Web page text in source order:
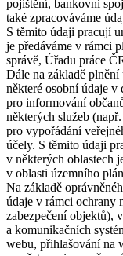
pojištění, bankovní
také zpracováváme
S těmito údaji pracují
je předáváme v rámci
správě, Úřadu práce
Dále na základě
některé osobní údaje
pro informování
některých služeb
pro vypořádání
účely. S těmito údaji
v některých oblastech
v oblasti územního
Na základě
údaje v rámci ochrany
zabezpečení objektů),
a komunikačních
webu, přihlašování na